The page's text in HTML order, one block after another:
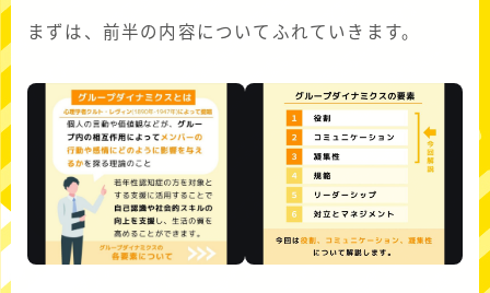
まずは、前半の内容についてふれていきます。